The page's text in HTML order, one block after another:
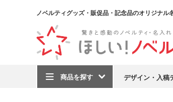
ノベルティグッズ・販促品・記念品のオリジナル
商品を探す デザイン・入稿